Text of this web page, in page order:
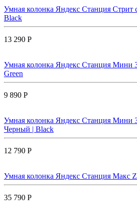
Умная колонка Яндекс Станция
Black
13 290 Р
Умная колонка Яндекс Станция Мини
Green
9 890 Р
Умная колонка Яндекс Станция Мини
Черный | Black
12 790 Р
Умная колонка Яндекс Станция Макс
35 790 Р